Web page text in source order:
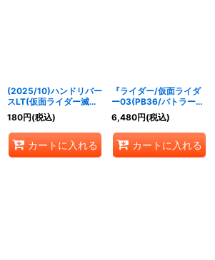
(2025/10)ハンドリバー
スLT(仮面ライダー滅イ
ラスト)【R】{BSC42-
084}《緑》
180円(税込)
カートに入れる
『ライダー/仮面ライダ
ー03(PB36/バトラーズ
グッズセット)』【-】
{-}《サプライ》
6,480円(税込)
カートに入れる